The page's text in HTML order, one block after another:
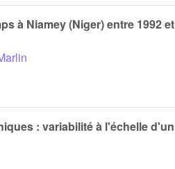
à Niamey (Niger) entre 1992 et
: variabilité à l'échelle d'un